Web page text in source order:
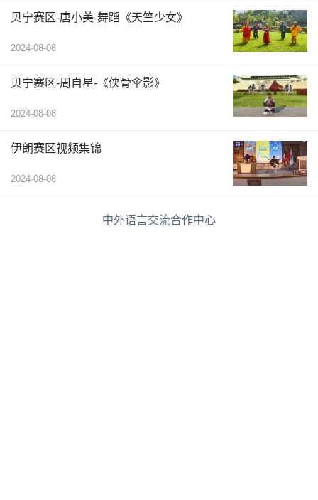
贝宁赛区-唐小美-舞蹈《天竺少女》
2024-08-08
贝宁赛区-周自星-《侠骨伞影》
2024-08-08
伊朗赛区视频集锦
2024-08-08
中外语言交流合作中心